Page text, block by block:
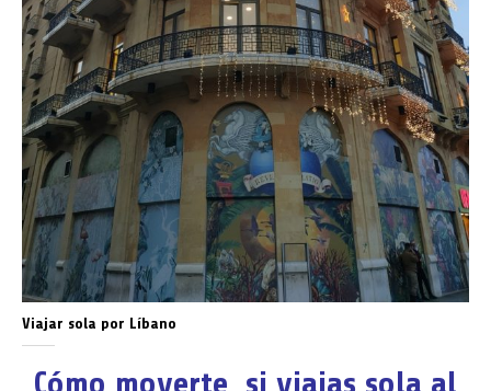
Viajar sola por Líbano
Cómo moverte si viajas sola al